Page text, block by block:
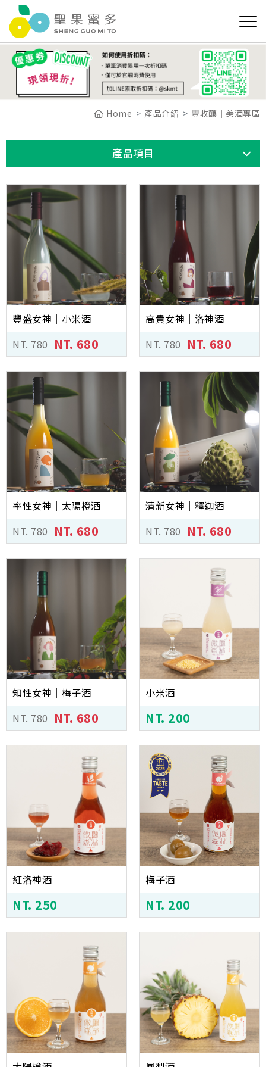
Home 產品介紹 豐收釀｜美酒專區
產品項目
白裏透紅│剝皮辣椒．木虌果飲．果乾
即飲發酵液（酵素飲）
豐收釀｜美酒專區
最美女神│11°台東水果酒
微醺森林│8°台東水果酒
白裏透紅｜有機米酒．蒸餾酒．梅酒
鐵伙精釀啤酒
日沐精釀啤酒
究匠漬│有機發酵液．青梅精
各種包裝
提袋和提盒
豐盛女神｜小米酒
NT. 780 NT. 680
高貴女神｜洛神酒
NT. 780 NT. 680
率性女神｜太陽橙酒
NT. 780 NT. 680
清新女神｜釋迦酒
NT. 780 NT. 680
知性女神｜梅子酒
NT. 780 NT. 680
小米酒
NT. 200
紅洛神酒
NT. 250
梅子酒
NT. 200